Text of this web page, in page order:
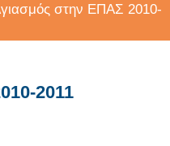
στην ΕΠΑΣ 2010-
2011